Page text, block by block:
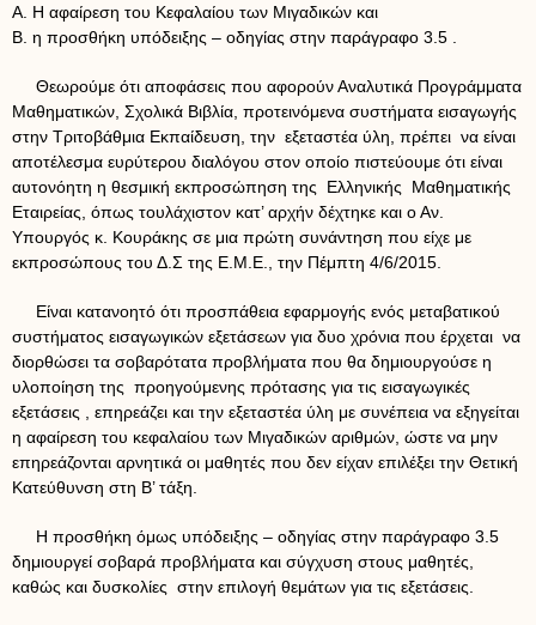
Α. Η αφαίρεση του Κεφαλαίου των Μιγαδικών και
Β. η προσθήκη υπόδειξης – οδηγίας στην παράγραφο 3.5 .
Θεωρούμε ότι αποφάσεις που αφορούν Αναλυτικά Προγράμματα
Μαθηματικών, Σχολικά Βιβλία, προτεινόμενα συστήματα εισαγωγής
στην Τριτοβάθμια Εκπαίδευση, την εξεταστέα ύλη, πρέπει να είναι
αποτέλεσμα ευρύτερου διαλόγου στον οποίο πιστεύουμε ότι είναι
αυτονόητη η θεσμική εκπροσώπηση της Ελληνικής Μαθηματικής
Εταιρείας, όπως τουλάχιστον κατ’ αρχήν δέχτηκε και ο Αν.
Υπουργός κ. Κουράκης σε μια πρώτη συνάντηση που είχε με
εκπροσώπους του Δ.Σ της Ε.Μ.Ε., την Πέμπτη 4/6/2015.
Είναι κατανοητό ότι προσπάθεια εφαρμογής ενός μεταβατικού
συστήματος εισαγωγικών εξετάσεων για δυο χρόνια που έρχεται να
διορθώσει τα σοβαρότατα προβλήματα που θα δημιουργούσε η
υλοποίηση της προηγούμενης πρότασης για τις εισαγωγικές
εξετάσεις , επηρεάζει και την εξεταστέα ύλη με συνέπεια να εξηγείται
η αφαίρεση του κεφαλαίου των Μιγαδικών αριθμών, ώστε να μην
επηρεάζονται αρνητικά οι μαθητές που δεν είχαν επιλέξει την Θετική
Κατεύθυνση στη Β’ τάξη.
Η προσθήκη όμως υπόδειξης – οδηγίας στην παράγραφο 3.5
δημιουργεί σοβαρά προβλήματα και σύγχυση στους μαθητές,
καθώς και δυσκολίες στην επιλογή θεμάτων για τις εξετάσεις.